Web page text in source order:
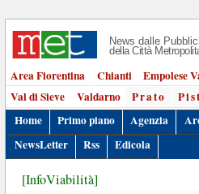
News dalle
della Città
Area Fiorentina Chianti Empolese
Val di Sieve
Valdarno Prato
Home
Primo piano Agenzia
NewsLetter
Rss Edicola
[InfoViabilità]